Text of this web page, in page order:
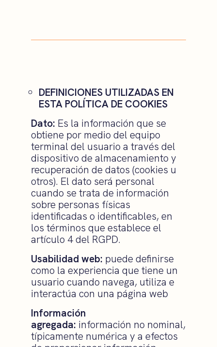
DEFINICIONES UTILIZADAS EN
ESTA POLÍTICA DE COOKIES
Dato: Es la información que se
obtiene por medio del equipo
terminal del usuario a través del
dispositivo de almacenamiento y
recuperación de datos (cookies u
otros). El dato será personal
cuando se trata de información
sobre personas físicas
identificadas o identificables, en
los términos que establece el
artículo 4 del RGPD.
Usabilidad web: puede definirse
como la experiencia que tiene un
usuario cuando navega, utiliza e
interactúa con una página web
Información
agregada: información no nominal,
típicamente numérica y a efectos